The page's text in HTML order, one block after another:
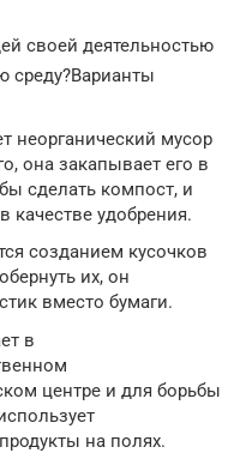
своей деятельностью
среду?Варианты
неорганический мусор
она закапывает его в
сделать компост, и
качестве удобрения.
созданием кусочков
их, он
вместо бумаги.
в
центре и для борьбы
на полях.